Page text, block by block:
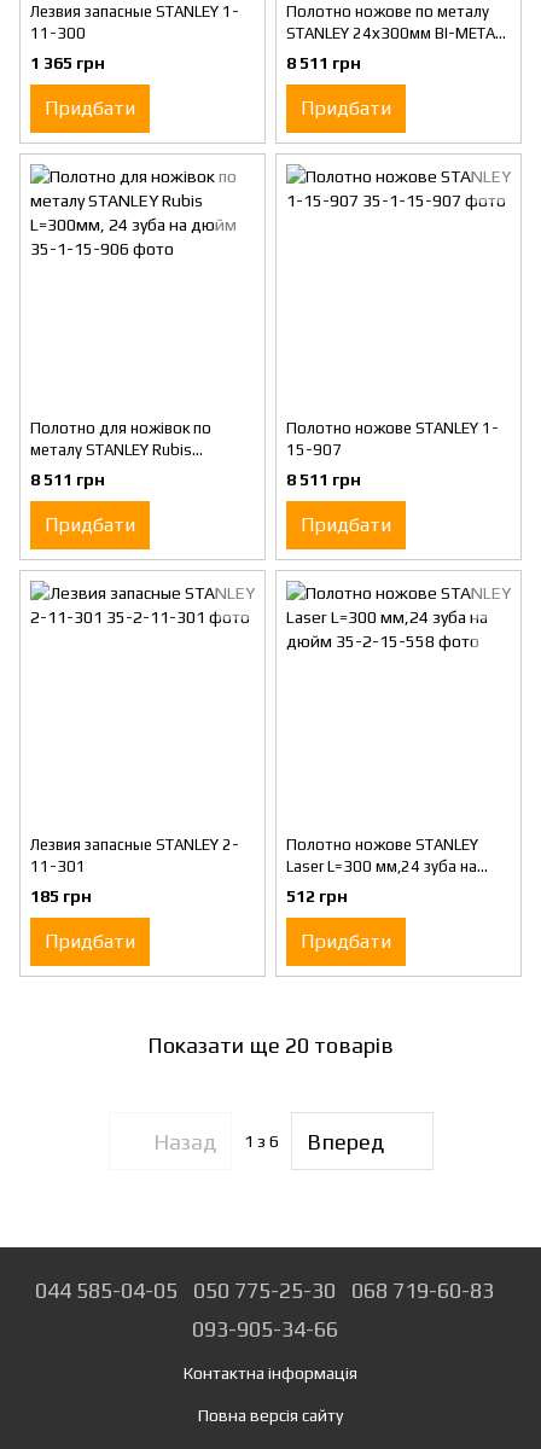
Лезвия запасные STANLEY 1-
11-300
1 365 грн
Придбати
Полотно ножове по металу
STANLEY 24х300мм BI-METAL
LASER
8 511 грн
Придбати
Полотно для ножівок по
металу STANLEY Rubis
L=300мм, 24 зуба на дюйм
8 511 грн
Придбати
Полотно ножове STANLEY 1-
15-907
8 511 грн
Придбати
Лезвия запасные STANLEY 2-
11-301
185 грн
Придбати
Полотно ножове STANLEY
Laser L=300 мм,24 зуба на
дюйм
512 грн
Придбати
Показати ще 20 товарів
Назад 1 з 6 Вперед
044 585-04-05 050 775-25-30
068 719-60-83
093-905-34-66
Контактна інформація
Повна версія сайту